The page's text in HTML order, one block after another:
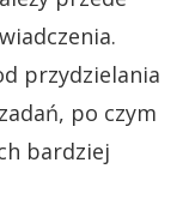
przydzielania
po czym
bardziej